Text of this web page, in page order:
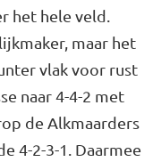
het hele veld.
maar het
vlak voor rust
naar 4-4-2 met
de Alkmaarders
4-2-3-1. Daarmee